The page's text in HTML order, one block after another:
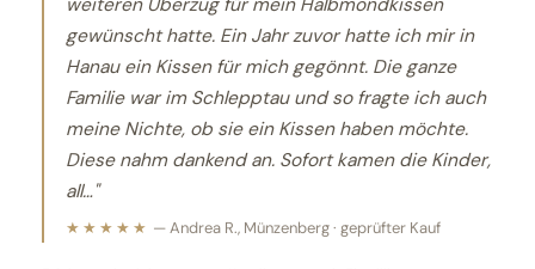
gewünscht hatte. Ein Jahr zuvor hatte ich mir in
Hanau ein Kissen für mich gegönnt. Die ganze
Familie war im Schlepptau und so fragte ich auch
meine Nichte, ob sie ein Kissen haben möchte.
Diese nahm dankend an. Sofort kamen die Kinder,
all…"
★★★★★ — Andrea R., Münzenberg · geprüfter Kauf